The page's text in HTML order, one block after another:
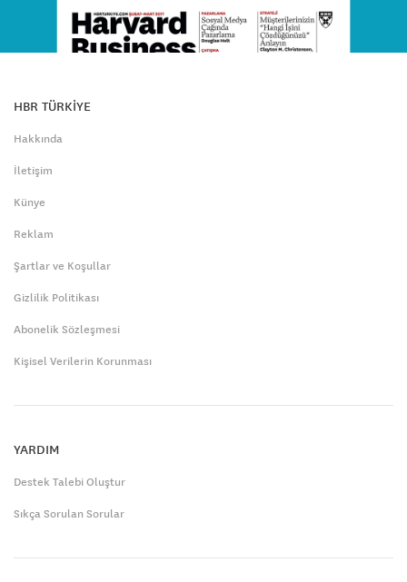
HBR TÜRKİYE
Hakkında
İletişim
Künye
Reklam
Şartlar ve Koşullar
Gizlilik Politikası
Abonelik Sözleşmesi
Kişisel Verilerin Korunması
YARDIM
Destek Talebi Oluştur
Sıkça Sorulan Sorular